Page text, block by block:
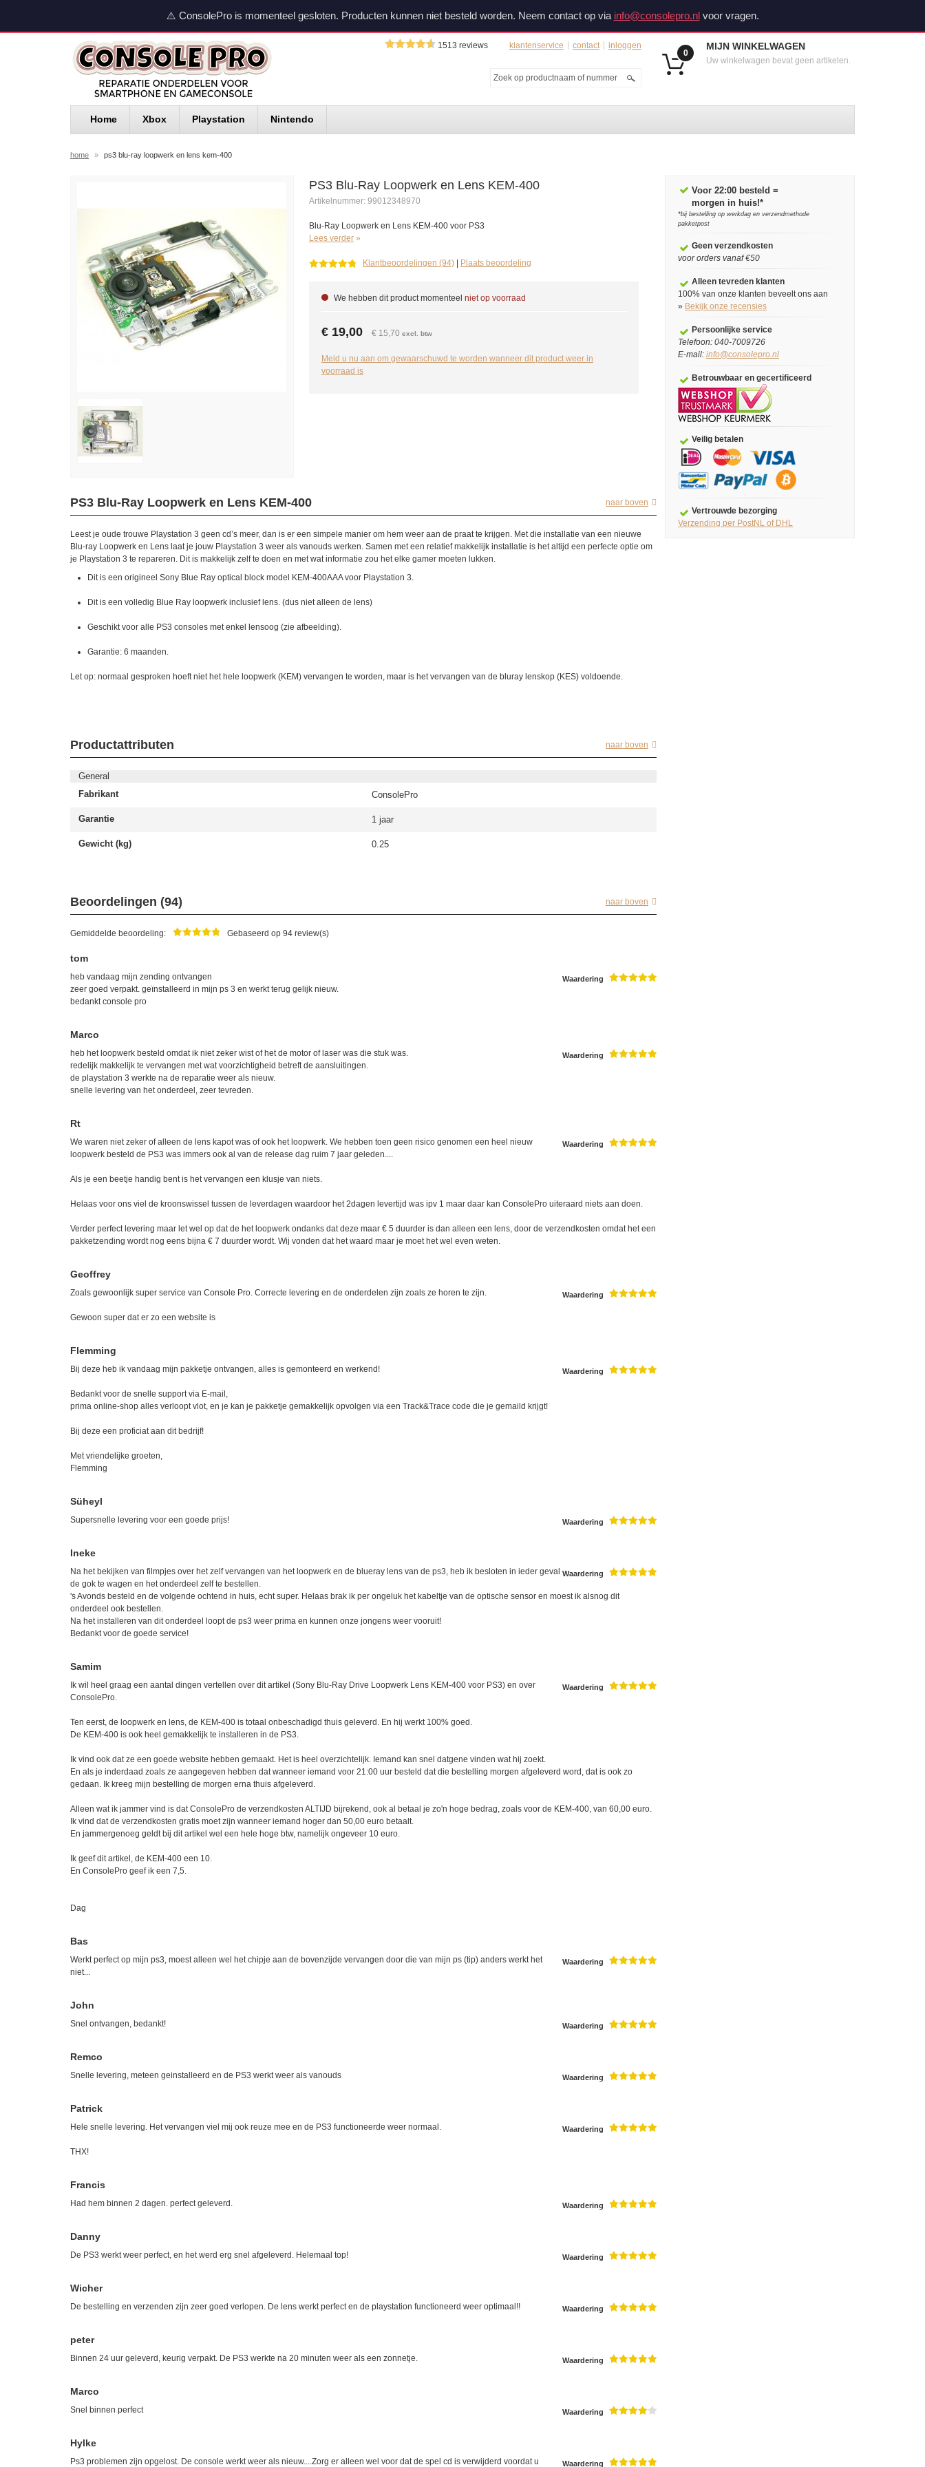
⚠️ ConsolePro is momenteel gesloten. Producten kunnen niet besteld worden. Neem contact op via info@consolepro.nlvoor vragen.
klantenservice contact inloggen
1513 reviews
0
MIJN WINKELWAGEN
Uw winkelwagen bevat geen artikelen.
Home Xbox Playstation Nintendo
home » ps3 blu-ray loopwerk en lens kem-400
PS3 Blu-Ray Loopwerk en Lens KEM-400
Artikelnummer: 99012348970
Blu-Ray Loopwerk en Lens KEM-400 voor PS3
Lees verder
Klantbeoordelingen (94) Plaats beoordeling
We hebben dit product momenteel niet op voorraad
€ 19,00 € 15,70 excl. btw
Meld u nu aan om gewaarschuwd te worden wanneer dit product weer in
voorraad is
naar boven
PS3 Blu-Ray Loopwerk en Lens KEM-400
Leest je oude trouwe Playstation 3 geen cd’s meer, dan is er een simpele manier om hem weer aan de praat te krijgen. Met die installatie van een nieuwe
Blu-ray Loopwerk en Lens laat je jouw Playstation 3 weer als vanouds werken. Samen met een relatief makkelijk installatie is het altijd een perfecte optie om
je Playstation 3 te repareren. Dit is makkelijk zelf te doen en met wat informatie zou het elke gamer moeten lukken.
Dit is een origineel Sony Blue Ray optical block model KEM-400AAA voor Playstation 3.
Dit is een volledig Blue Ray loopwerk inclusief lens. (dus niet alleen de lens)
Geschikt voor alle PS3 consoles met enkel lensoog (zie afbeelding).
Garantie: 6 maanden.
Let op: normaal gesproken hoeft niet het hele loopwerk (KEM) vervangen te worden, maar is het vervangen van de bluray lenskop (KES) voldoende.
naar boven
Productattributen
General
Fabrikant
ConsolePro
Garantie 1 jaar
Gewicht (kg) 0.25
naar boven
Beoordelingen (94)
Gemiddelde beoordeling: Gebaseerd op 94 review(s)
tom
Waardering
heb vandaag mijn zending ontvangen
zeer goed verpakt. geïnstalleerd in mijn ps 3 en werkt terug gelijk nieuw.
bedankt console pro
Marco
Waardering
heb het loopwerk besteld omdat ik niet zeker wist of het de motor of laser was die stuk was.
redelijk makkelijk te vervangen met wat voorzichtigheid betreft de aansluitingen.
de playstation 3 werkte na de reparatie weer als nieuw.
snelle levering van het onderdeel, zeer tevreden.
Rt
Waardering
We waren niet zeker of alleen de lens kapot was of ook het loopwerk. We hebben toen geen risico genomen een heel nieuw
loopwerk besteld de PS3 was immers ook al van de release dag ruim 7 jaar geleden....
Als je een beetje handig bent is het vervangen een klusje van niets.
Helaas voor ons viel de kroonswissel tussen de leverdagen waardoor het 2dagen levertijd was ipv 1 maar daar kan ConsolePro uiteraard niets aan doen.
Verder perfect levering maar let wel op dat de het loopwerk ondanks dat deze maar € 5 duurder is dan alleen een lens, door de verzendkosten omdat het een
pakketzending wordt nog eens bijna € 7 duurder wordt. Wij vonden dat het waard maar je moet het wel even weten.
Geoffrey
Waardering
Zoals gewoonlijk super service van Console Pro. Correcte levering en de onderdelen zijn zoals ze horen te zijn.
Gewoon super dat er zo een website is
Flemming
Waardering
Bij deze heb ik vandaag mijn pakketje ontvangen, alles is gemonteerd en werkend!
Bedankt voor de snelle support via E-mail,
prima online-shop alles verloopt vlot, en je kan je pakketje gemakkelijk opvolgen via een Track&Trace code die je gemaild krijgt!
Bij deze een proficiat aan dit bedrijf!
Met vriendelijke groeten,
Flemming
Süheyl
Waardering
Supersnelle levering voor een goede prijs!
Ineke
Waardering
Na het bekijken van filmpjes over het zelf vervangen van het loopwerk en de blueray lens van de ps3, heb ik besloten in ieder geval
de gok te wagen en het onderdeel zelf te bestellen.
's Avonds besteld en de volgende ochtend in huis, echt super. Helaas brak ik per ongeluk het kabeltje van de optische sensor en moest ik alsnog dit
onderdeel ook bestellen.
Na het installeren van dit onderdeel loopt de ps3 weer prima en kunnen onze jongens weer vooruit!
Bedankt voor de goede service!
Samim
Waardering
Ik wil heel graag een aantal dingen vertellen over dit artikel (Sony Blu-Ray Drive Loopwerk Lens KEM-400 voor PS3) en over
ConsolePro.
Ten eerst, de loopwerk en lens, de KEM-400 is totaal onbeschadigd thuis geleverd. En hij werkt 100% goed.
De KEM-400 is ook heel gemakkelijk te installeren in de PS3.
Ik vind ook dat ze een goede website hebben gemaakt. Het is heel overzichtelijk. Iemand kan snel datgene vinden wat hij zoekt.
En als je inderdaad zoals ze aangegeven hebben dat wanneer iemand voor 21:00 uur besteld dat die bestelling morgen afgeleverd word, dat is ook zo
gedaan. Ik kreeg mijn bestelling de morgen erna thuis afgeleverd.
Alleen wat ik jammer vind is dat ConsolePro de verzendkosten ALTIJD bijrekend, ook al betaal je zo'n hoge bedrag, zoals voor de KEM-400, van 60,00 euro.
Ik vind dat de verzendkosten gratis moet zijn wanneer iemand hoger dan 50,00 euro betaalt.
En jammergenoeg geldt bij dit artikel wel een hele hoge btw, namelijk ongeveer 10 euro.
Ik geef dit artikel, de KEM-400 een 10.
En ConsolePro geef ik een 7,5.
Dag
Bas
Waardering
Werkt perfect op mijn ps3, moest alleen wel het chipje aan de bovenzijde vervangen door die van mijn ps (tip) anders werkt het
niet...
John
Waardering
Snel ontvangen, bedankt!
Remco
Waardering
Snelle levering, meteen geinstalleerd en de PS3 werkt weer als vanouds
Patrick
Waardering
Hele snelle levering. Het vervangen viel mij ook reuze mee en de PS3 functioneerde weer normaal.
THX!
Francis
Waardering
Had hem binnen 2 dagen. perfect geleverd.
Danny
Waardering
De PS3 werkt weer perfect, en het werd erg snel afgeleverd. Helemaal top!
Wicher
Waardering
De bestelling en verzenden zijn zeer goed verlopen. De lens werkt perfect en de playstation functioneerd weer optimaal!!
peter
Waardering
Binnen 24 uur geleverd, keurig verpakt. De PS3 werkte na 20 minuten weer als een zonnetje.
Marco
Waardering
Snel binnen perfect
Hylke
Waardering
Ps3 problemen zijn opgelost. De console werkt weer als nieuw....Zorg er alleen wel voor dat de spel cd is verwijderd voordat u
Voor 22:00 besteld =
morgen in huis!*
*bij bestelling op werkdag en verzendmethode
pakketpost
Geen verzendkosten
voor orders vanaf €50
Alleen tevreden klanten
100% van onze klanten beveelt ons aan
» Bekijk onze recensies
Persoonlijke service
Telefoon: 040-7009726
E-mail: info@consolepro.nl
Betrouwbaar en gecertificeerd
Veilig betalen
Vertrouwde bezorging
Verzending per PostNL of DHL